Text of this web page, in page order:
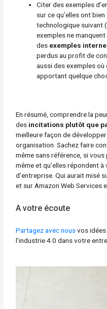
Citer des exemples
sur ce qu’elles ont
technologique suivant
exemples ne
des exemples
perdus au profit de
aussi des exemples
apportant quelque
En résumé, comprendre la
des incitations plutôt que
meilleure façon de
organisation. Sachez faire
même sans référence, si
même et qu’elles répondent
d’entreprise. Qui aurait misé
et sur Amazon Web Services
A votre écoute
Partagez avec nousvos
l’industrie 4.0 dans votre